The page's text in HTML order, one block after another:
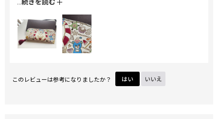
続きを読む
このレビューは参考になりましたか？ はい いいえ